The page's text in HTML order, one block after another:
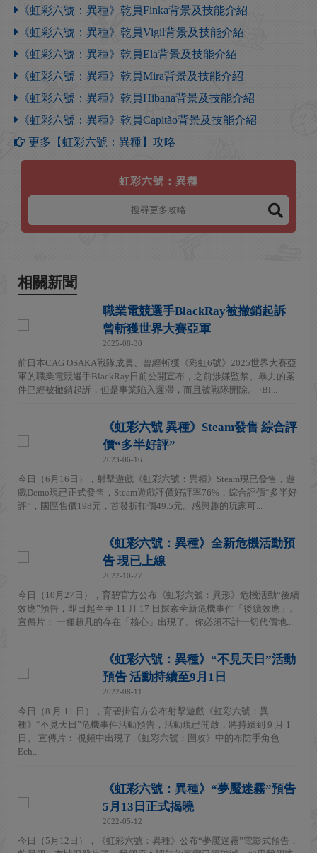
《虹彩六號：異種》乾員Finka背景及技能介紹
《虹彩六號：異種》乾員Vigil背景及技能介紹
《虹彩六號：異種》乾員Ela背景及技能介紹
《虹彩六號：異種》乾員Mira背景及技能介紹
《虹彩六號：異種》乾員Hibana背景及技能介紹
《虹彩六號：異種》乾員Capitão背景及技能介紹
更多【虹彩六號：異種】攻略
虹彩六號：異種
相關新聞
職業電競選手BlackRay被撤銷起訴
曾斬獲世界大賽亞軍
2025-08-30
前日本CAG OSAKA戰隊成員、曾經斬獲《彩虹6號》2025世界大賽亞
軍的職業電競選手BlackRay日前公開宣布，之前涉嫌監禁、暴力的案
件已經被撤銷起訴，但是事業陷入遲滯，而且被戰隊開除。 ·Bl...
《虹彩六號 異種》Steam發售 綜合評
價“多半好評”
2023-06-16
今日（6月16日），射擊遊戲《虹彩六號：異種》Steam現已發售，遊
戲Demo現已正式發售，Steam遊戲評價好評率76%，綜合評價“多半好
評”，國區售價198元，首發折扣價49.5元。感興趣的玩家可...
《虹彩六號：異種》全新危機活動預
告 現已上線
2022-10-27
今日（10月27日），育碧官方公布《虹彩六號：異形》危機活動“後續
效應”預告，即日起至至 11 月 17 日探索全新危機事件「後續效應」。
宣傳片： 一種超凡的存在「核心」出現了。你必須不計一切代價地...
《虹彩六號：異種》“不見天日”活動
預告 活動持續至9月1日
2022-08-11
今日（8 月 11 日），育碧掛官方公布射擊遊戲《虹彩六號：異
種》“不見天日”危機事件活動預告，活動現已開啟，將持續到 9 月 1
日。 宣傳片： 視頻中出現了《虹彩六號：圍攻》中的布防手角色
Ech...
《虹彩六號：異種》“夢魘迷霧”預告
5月13日正式揭曉
2022-05-12
今日（5月12日），《虹彩六號：異種》公布“夢魘迷霧”電影式預告，